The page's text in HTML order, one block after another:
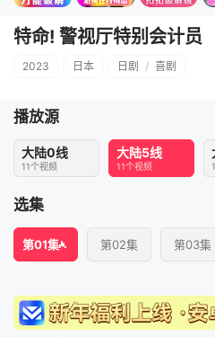
特命! 警视厅特别会计员
2023 日本 日剧 / 喜剧
播放源
大陆0线
11个视频
大陆5线
11个视频
选集
第01集 第02集 第03集